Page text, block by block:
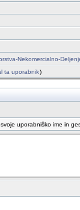
Nekomercialno-
ta uporabnik)
uporabniško ime in